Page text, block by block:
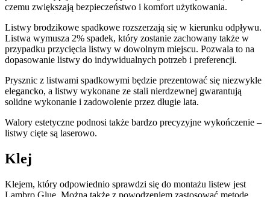
czemu zwiększają bezpieczeństwo i komfort użytkowania.
Listwy brodzikowe spadkowe rozszerzają się w kierunku odpływu.
Listwa wymusza 2% spadek, który zostanie zachowany także w
przypadku przycięcia listwy w dowolnym miejscu. Pozwala to na
dopasowanie listwy do indywidualnych potrzeb i preferencji.
Prysznic z listwami spadkowymi będzie prezentować się niezwykle
elegancko, a listwy wykonane ze stali nierdzewnej gwarantują
solidne wykonanie i zadowolenie przez długie lata.
Walory estetyczne podnosi także bardzo precyzyjne wykończenie –
listwy cięte są laserowo.
Klej
Klejem, który odpowiednio sprawdzi się do montażu listew jest
Lambro Glue. Można także z powodzeniem zastosować metodę